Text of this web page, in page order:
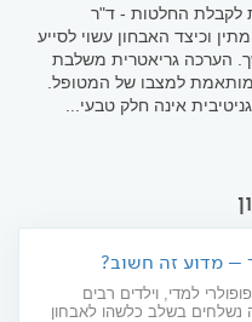
לקבלת החלטות - ד"ר
וכיצד האבחון עשוי לסייע
הערכה גריאטרית משלבת
למצבו של המטופל.
– מדוע זה חשוב?
למדי, וילדים רבים
נשלחים בשלב כלשהו לאבחון